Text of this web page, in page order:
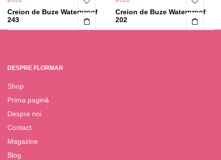
Creion de Buze Waterproof
243
Creion de Buze Waterproof
202
DESPRE FLORMAR
Shop
Prima pagină
Despre noi
Contact
Magazine
Blog